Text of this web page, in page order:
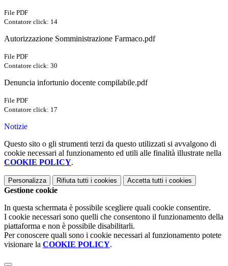
File PDF
Contatore click: 14
Autorizzazione Somministrazione Farmaco.pdf
File PDF
Contatore click: 30
Denuncia infortunio docente compilabile.pdf
File PDF
Contatore click: 17
Notizie
Questo sito o gli strumenti terzi da questo utilizzati si avvalgono di
cookie necessari al funzionamento ed utili alle finalità illustrate nella
COOKIE POLICY.
Personalizza Rifiuta tutti i cookies Accetta tutti i cookies
Gestione cookie
In questa schermata è possibile scegliere quali cookie consentire.
I cookie necessari sono quelli che consentono il funzionamento della
piattaforma e non è possibile disabilitarli.
Per conoscere quali sono i cookie necessari al funzionamento potete
visionare la COOKIE POLICY.